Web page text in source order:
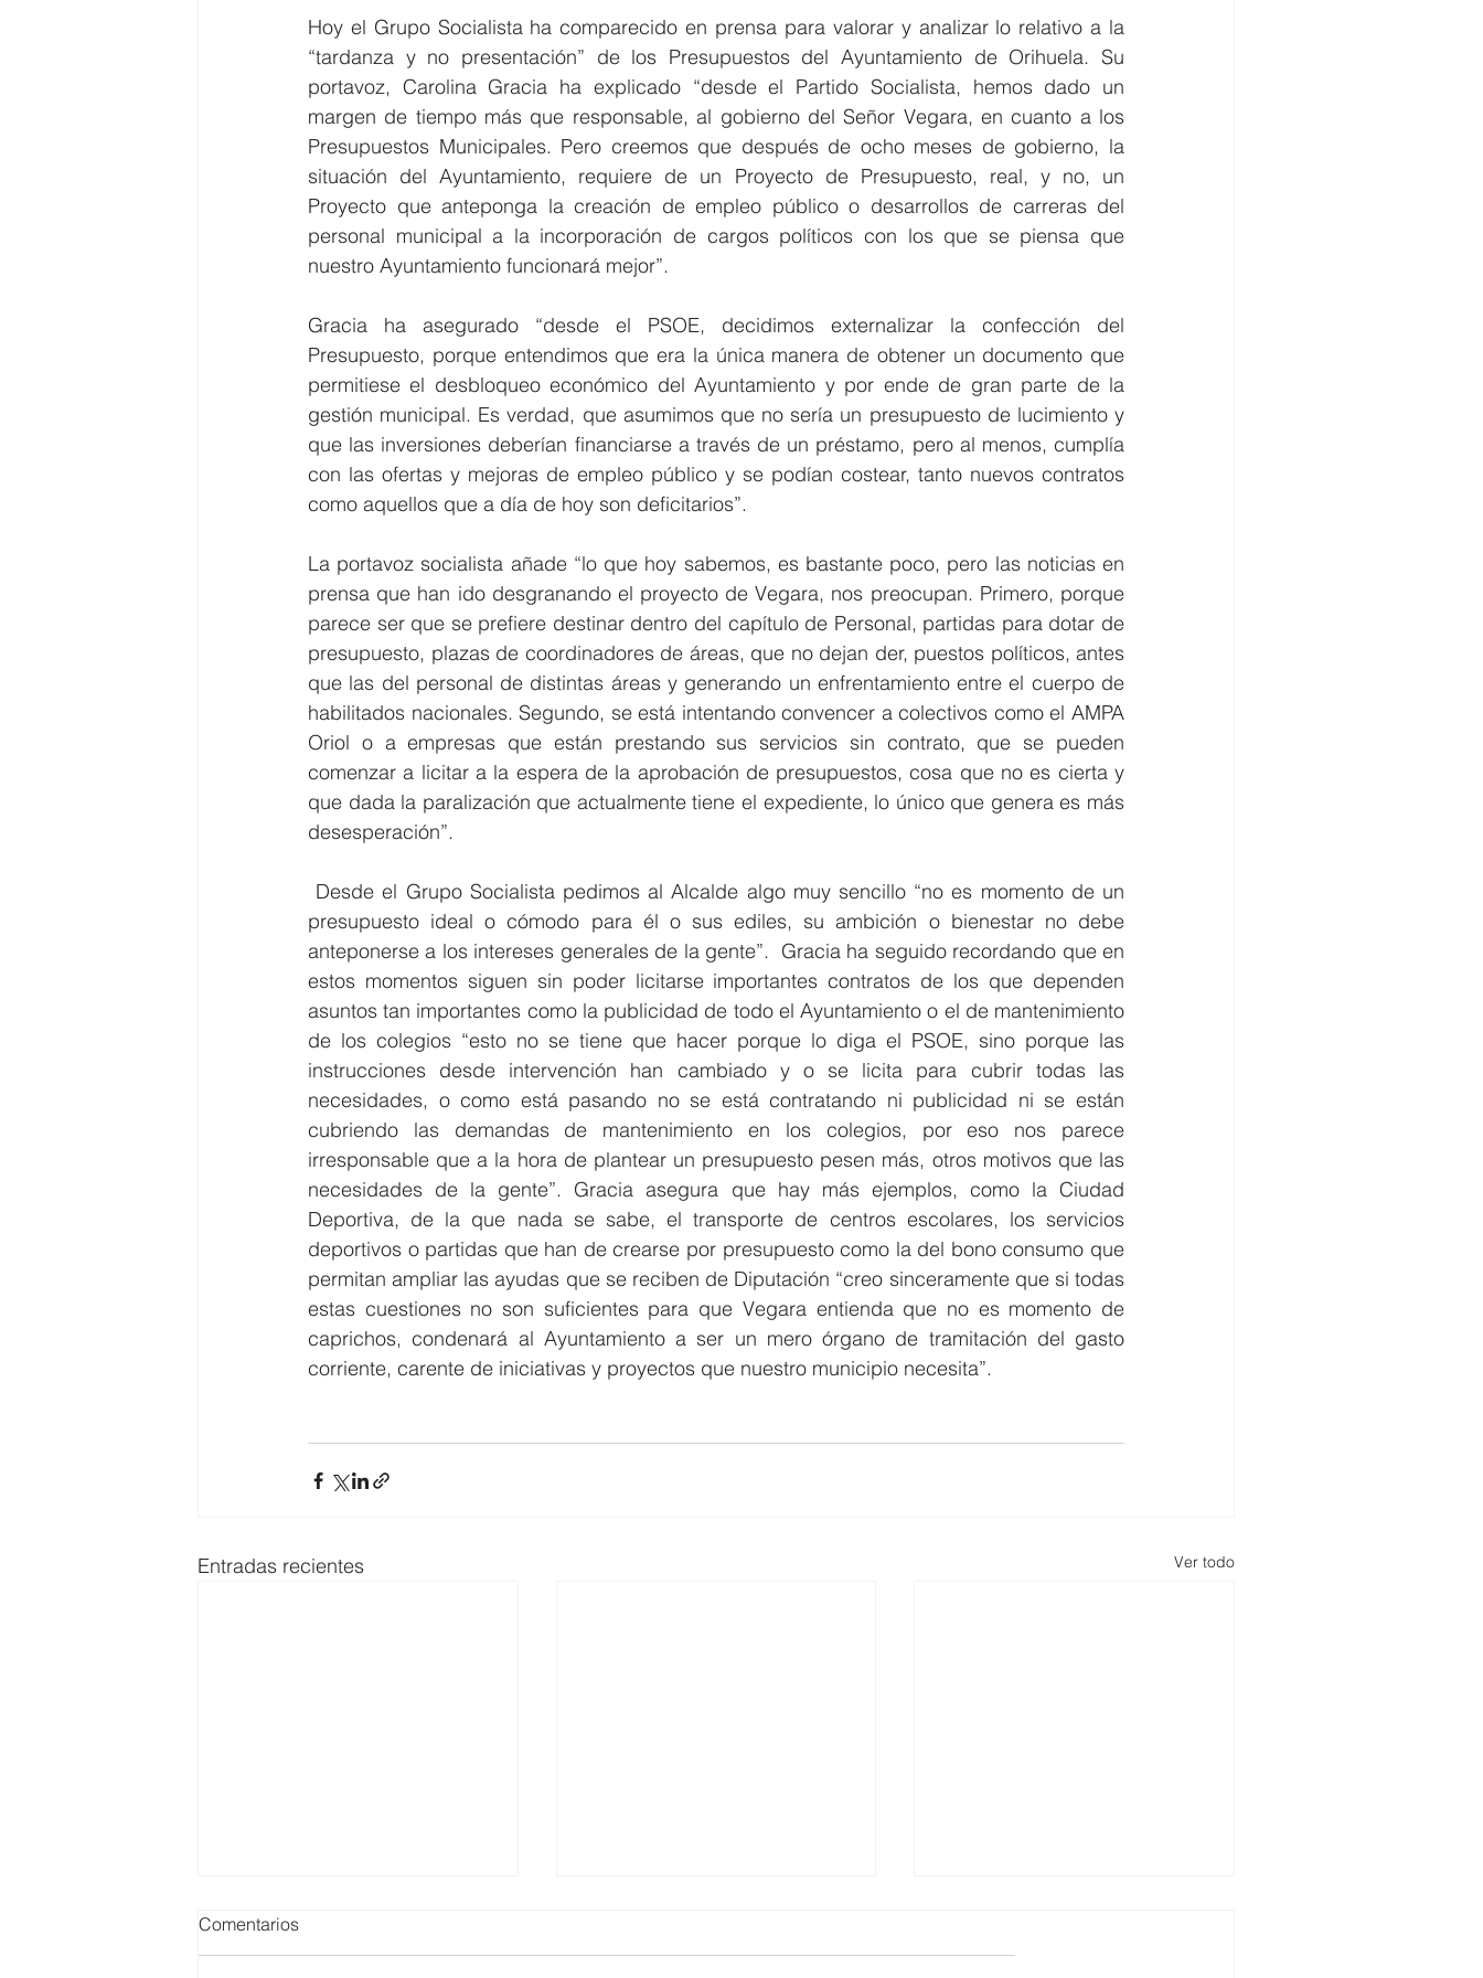
Hoy el Grupo Socialista ha comparecido en prensa para valorar y analizar lo relativo a la
“tardanza y no presentación” de los Presupuestos del Ayuntamiento de Orihuela. Su
portavoz, Carolina Gracia ha explicado “desde el Partido Socialista, hemos dado un
margen de tiempo más que responsable, al gobierno del Señor Vegara, en cuanto a los
Presupuestos Municipales. Pero creemos que después de ocho meses de gobierno, la
situación del Ayuntamiento, requiere de un Proyecto de Presupuesto, real, y no, un
Proyecto que anteponga la creación de empleo público o desarrollos de carreras del
personal municipal a la incorporación de cargos políticos con los que se piensa que
nuestro Ayuntamiento funcionará mejor”.
Gracia ha asegurado “desde el PSOE, decidimos externalizar la confección del
Presupuesto, porque entendimos que era la única manera de obtener un documento que
permitiese el desbloqueo económico del Ayuntamiento y por ende de gran parte de la
gestión municipal. Es verdad, que asumimos que no sería un presupuesto de lucimiento y
que las inversiones deberían financiarse a través de un préstamo, pero al menos, cumplía
con las ofertas y mejoras de empleo público y se podían costear, tanto nuevos contratos
como aquellos que a día de hoy son deficitarios”.
La portavoz socialista añade “lo que hoy sabemos, es bastante poco, pero las noticias en
prensa que han ido desgranando el proyecto de Vegara, nos preocupan. Primero, porque
parece ser que se prefiere destinar dentro del capítulo de Personal, partidas para dotar de
presupuesto, plazas de coordinadores de áreas, que no dejan der, puestos políticos, antes
que las del personal de distintas áreas y generando un enfrentamiento entre el cuerpo de
habilitados nacionales. Segundo, se está intentando convencer a colectivos como el AMPA
Oriol o a empresas que están prestando sus servicios sin contrato, que se pueden
comenzar a licitar a la espera de la aprobación de presupuestos, cosa que no es cierta y
que dada la paralización que actualmente tiene el expediente, lo único que genera es más
desesperación”.
Desde el Grupo Socialista pedimos al Alcalde algo muy sencillo “no es momento de un
presupuesto ideal o cómodo para él o sus ediles, su ambición o bienestar no debe
anteponerse a los intereses generales de la gente”.  Gracia ha seguido recordando que en
estos momentos siguen sin poder licitarse importantes contratos de los que dependen
asuntos tan importantes como la publicidad de todo el Ayuntamiento o el de mantenimiento
de los colegios “esto no se tiene que hacer porque lo diga el PSOE, sino porque las
instrucciones desde intervención han cambiado y o se licita para cubrir todas las
necesidades, o como está pasando no se está contratando ni publicidad ni se están
cubriendo las demandas de mantenimiento en los colegios, por eso nos parece
irresponsable que a la hora de plantear un presupuesto pesen más, otros motivos que las
necesidades de la gente”. Gracia asegura que hay más ejemplos, como la Ciudad
Deportiva, de la que nada se sabe, el transporte de centros escolares, los servicios
deportivos o partidas que han de crearse por presupuesto como la del bono consumo que
permitan ampliar las ayudas que se reciben de Diputación “creo sinceramente que si todas
estas cuestiones no son suficientes para que Vegara entienda que no es momento de
caprichos, condenará al Ayuntamiento a ser un mero órgano de tramitación del gasto
corriente, carente de iniciativas y proyectos que nuestro municipio necesita”.
Entradas recientes Ver todo
Comentarios